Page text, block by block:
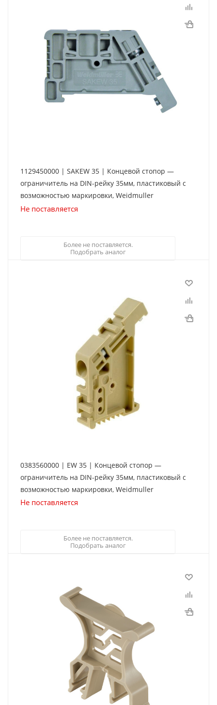
1129450000 | SAKEW 35 | Концевой стопор —
ограничитель на DIN-рейку 35мм, пластиковый с
возможностью маркировки, Weidmuller
Не поставляется
Более не поставляется.
Подобрать аналог
0383560000 | EW 35 | Концевой стопор —
ограничитель на DIN-рейку 35мм, пластиковый с
возможностью маркировки, Weidmuller
Не поставляется
Более не поставляется.
Подобрать аналог